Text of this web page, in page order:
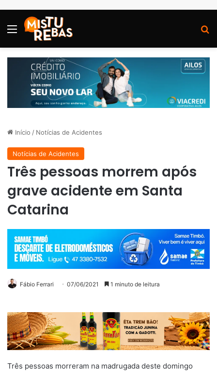
Menu
Início / Notícias de Acidentes
Notícias de Acidentes
Três pessoas morrem após
grave acidente em Santa
Catarina
Fábio Ferrari 07/06/2021 1 minuto de leitura
Três pessoas morreram na madrugada deste domingo